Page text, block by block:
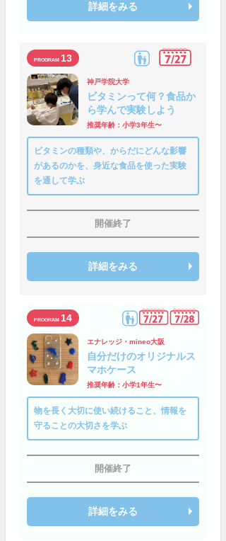
詳細をみる
13
神戸学院大学
ビタミンって何？食品か
ら学んで実験しよう
推奨年齢：小学3年生〜
ビタミンの種類や、からだにどんな影響
があるのかを、身近な食品を使った実験
を通して学ぶ
開催終了
詳細をみる
14
エナレッジ・mineo大阪
自分だけのオリジナルス
マホケース
推奨年齢：小学1年生〜
物を長く大切に使い続けること、情報を
守ることの大切さを学ぶ
開催終了
詳細をみる